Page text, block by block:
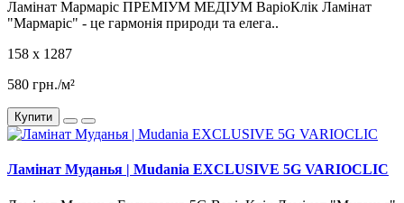
Ламінат Мармаріс ПРЕМІУМ МЕДІУМ ВаріоКлік Ламінат
"Мармаріс" - це гармонія природи та елега..
158 x 1287
580 грн./м²
Купити
Ламінат Муданья | Mudania EXCLUSIVE 5G VARIOCLIC